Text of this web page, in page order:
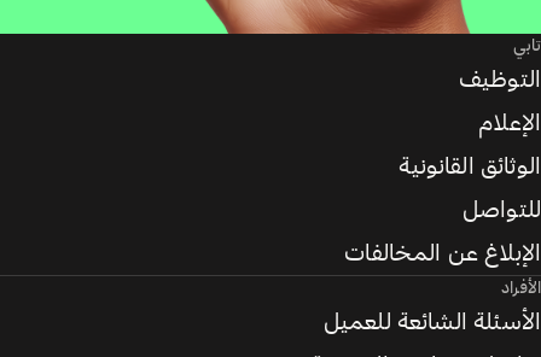
تابي
التوظيف
الإعلام
الوثائق القانونية
للتواصل
الإبلاغ عن المخالفات
الأفراد
الأسئلة الشائعة للعميل